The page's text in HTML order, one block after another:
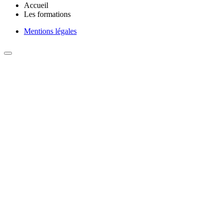
Accueil
Les formations
Mentions légales